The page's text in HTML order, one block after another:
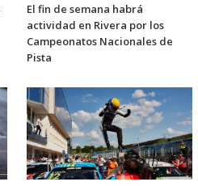
El fin de semana habrá
actividad en Rivera por los
Campeonatos Nacionales de
Pista